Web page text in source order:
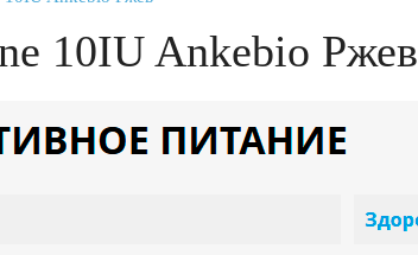
10IU Ankebio Ржев